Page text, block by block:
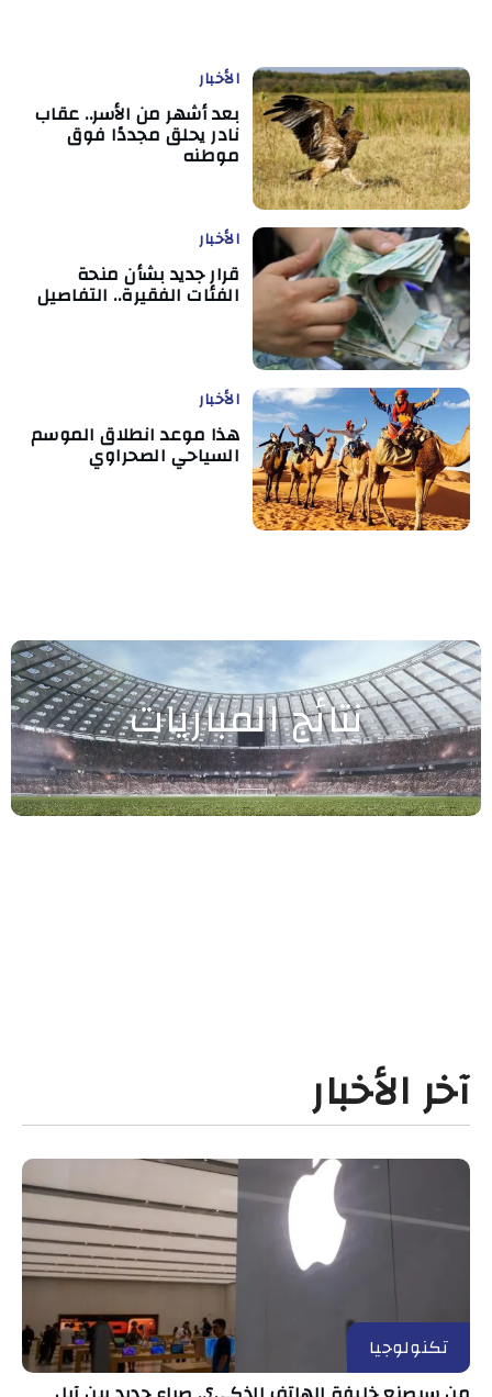
الأخبار
بعد أشهر من الأسر.. عقاب
نادر يحلق مجددًا فوق
موطنه
الأخبار
قرار جديد بشأن منحة
الفئات الفقيرة.. التفاصيل
الأخبار
هذا موعد انطلاق الموسم
السياحي الصحراوي
نتائج المباريات
آخر الأخبار
تكنولوجيا